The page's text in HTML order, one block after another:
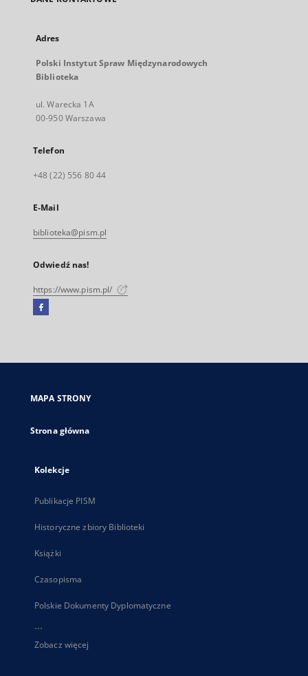
Adres
Polski Instytut Spraw Międzynarodowych
Biblioteka
ul. Warecka 1A
00-950 Warszawa
Telefon
+48 (22) 556 80 44
E-Mail
biblioteka@pism.pl
Odwiedź nas!
https://www.pism.pl/
Facebook
się
karcie
MAPA STRONY
Strona główna
Kolekcje
Publikacje PISM
Historyczne zbiory Biblioteki
Książki
Czasopisma
Polskie Dokumenty Dyplomatyczne
...
Zobacz więcej